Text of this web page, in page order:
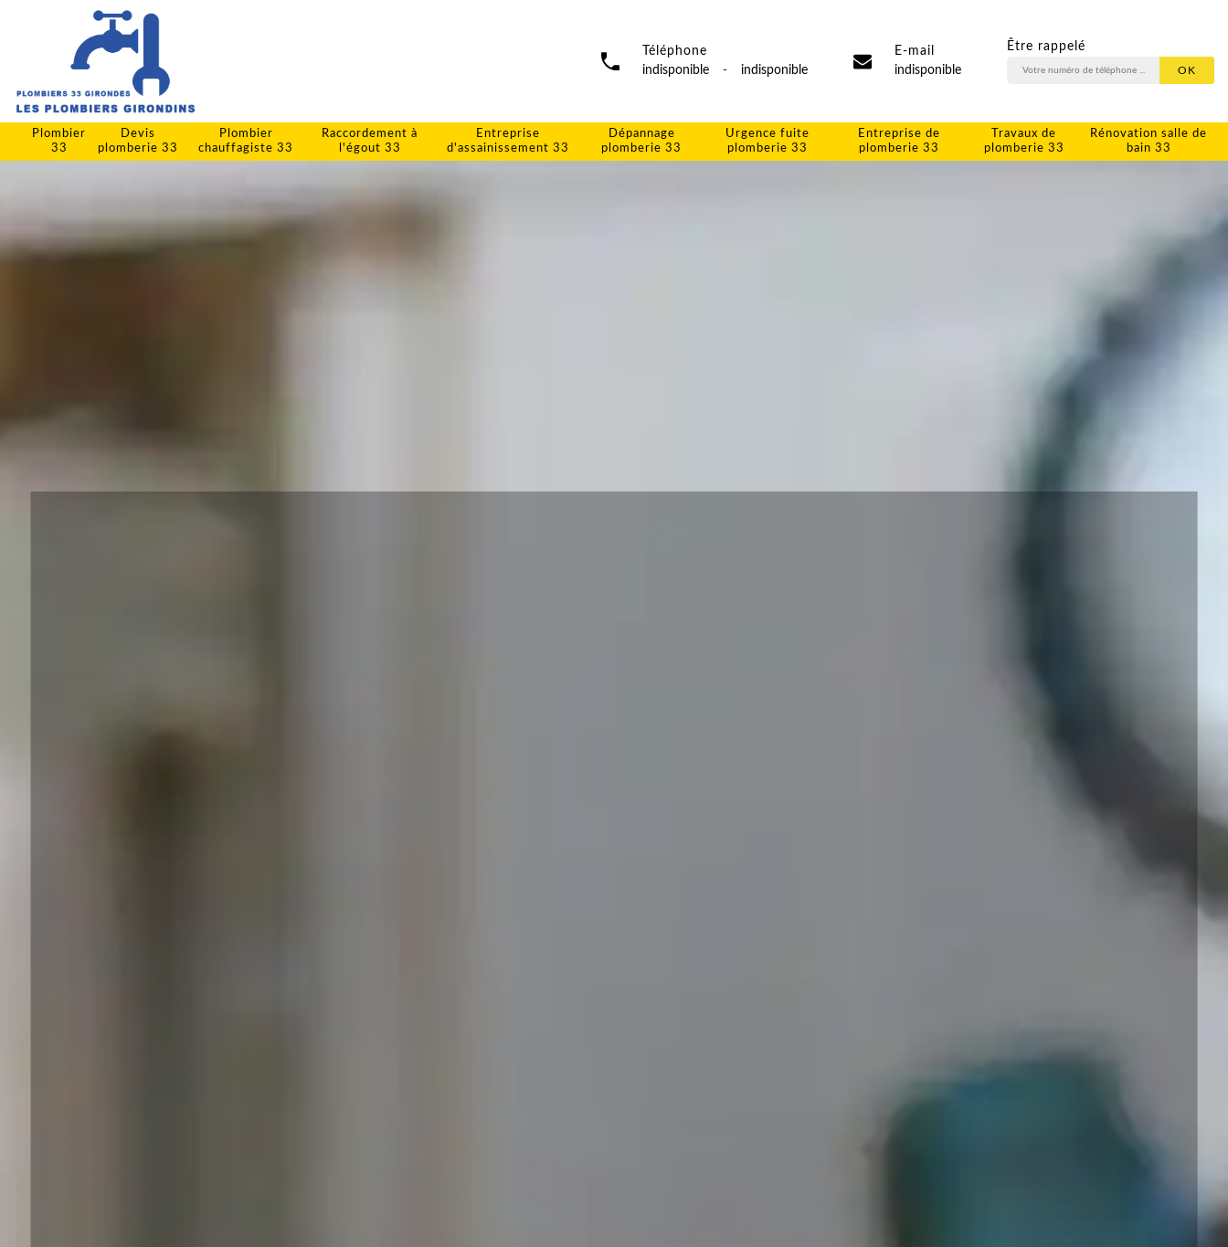
Téléphone
indisponible
- indisponible
E-mail
indisponible
Être rappelé
Plombier
33
Devis
plomberie 33
Plombier
chauffagiste 33
Raccordement à
l'égout 33
Entreprise
d'assainissement 33
Dépannage
plomberie 33
Urgence fuite
plomberie 33
Entreprise de
plomberie 33
Travaux de
plomberie 33
Rénovation salle de
bain 33